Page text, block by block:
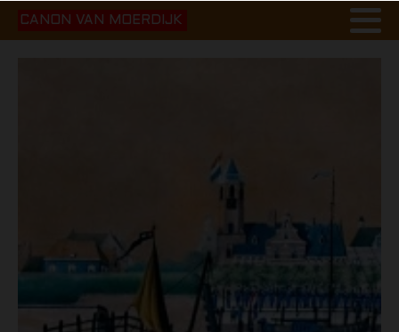
CANON VAN MOERDIJK